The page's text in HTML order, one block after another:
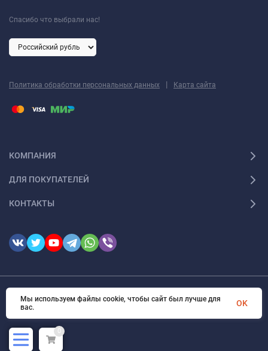
Спасибо что выбрали нас!
Политика обработки персональных данных | Карта сайта
КОМПАНИЯ
ДЛЯ ПОКУПАТЕЛЕЙ
КОНТАКТЫ
© 2026 FotomarketSu Все права защищены
0
Мы используем файлы cookie, чтобы сайт был лучше для
вас.
OK